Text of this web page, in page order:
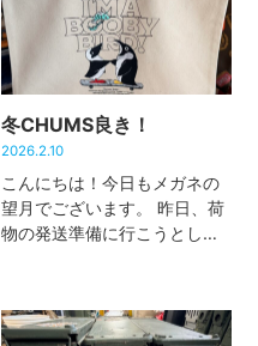
し」。 普段は娘と父で取り合
いにな […]
冬CHUMS良き！
2026.2.10
こんにちは！今日もメガネの
望月でございます。 昨日、荷
物の発送準備に行こうとした
様の足跡を発見しました
鳥……ということは、空を飛